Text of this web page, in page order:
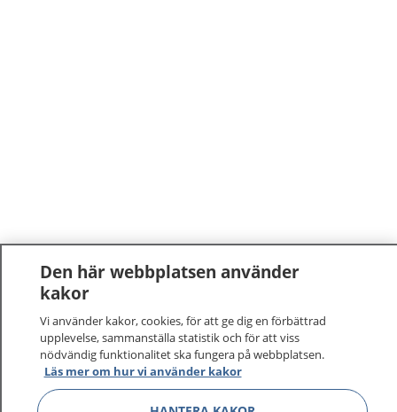
1177 –tryggt om din hälsa och vård
På 1177.se får du råd om hälsa och information om
sjukdomar och vilka mottagningar du kan kontakta.
Logga in för att läsa din journal och göra dina
vårdärenden. Ring telefonnummer 1177 för
Den här webbplatsen använder
kakor
Vi använder kakor, cookies, för att ge dig en förbättrad
upplevelse, sammanställa statistik och för att viss
nödvändig funktionalitet ska fungera på webbplatsen.
Läs mer om hur vi använder kakor